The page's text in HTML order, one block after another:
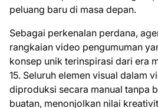
peluang baru di masa depan.
Sebagai perkenalan perdana,
rangkaian video pengumuman
konsep unik terinspirasi dari era
15. Seluruh elemen visual dalam
diproduksi secara manual tanpa
buatan, menonjolkan nilai